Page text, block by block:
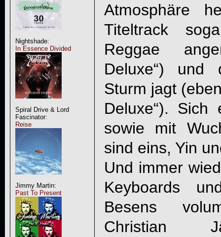
Nightshade:
In Essence Divided
Spiral Drive & Lord
Fascinator:
Reise
Jimmy Martin:
Past To Present
Atmosphäre
Titeltrack
Reggae
Deluxe“)
Sturm jagt
Deluxe“). Sich
sowie mit
sind eins, Yin
Und immer
Keyboards
Besens
Christian